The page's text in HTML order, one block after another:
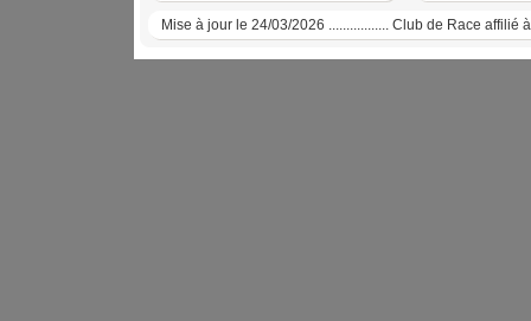
Mise à jour le 24/03/2026 ................. Club de Race